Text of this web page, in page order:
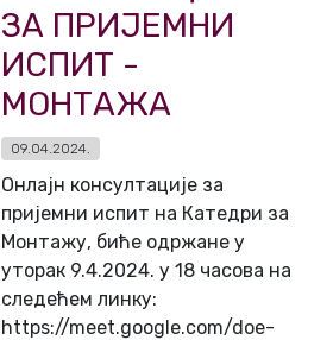
ЗА ПРИЈЕМНИ
ИСПИТ -
МОНТАЖА
09.04.2024.
Онлајн консултације за
пријемни испит на Катедри за
Монтажу, биће одржане у
уторак 9.4.2024. у 18 часова на
следећем линку:
https://meet.google.com/doe-